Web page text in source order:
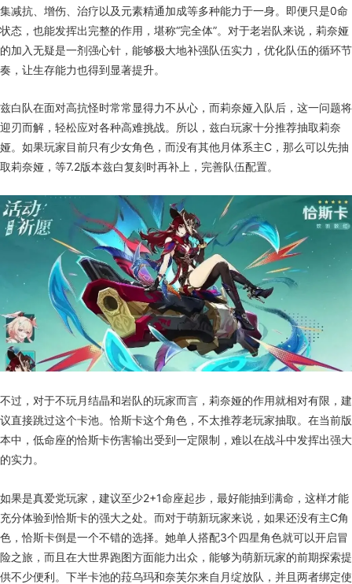
集减抗、增伤、治疗以及元素精通加成等多种能力于一身。即便只是0命
状态，也能发挥出完整的作用，堪称“完全体”。对于老岩队来说，莉奈娅
的加入无疑是一剂强心针，能够极大地补强队伍实力，优化队伍的循环节
奏，让生存能力也得到显著提升。
兹白队在面对高抗怪时常常显得力不从心，而莉奈娅入队后，这一问题将
迎刃而解，轻松应对各种高难挑战。所以，兹白玩家十分推荐抽取莉奈
娅。如果玩家目前只有少女角色，而没有其他月体系主C，那么可以先抽
取莉奈娅，等7.2版本兹白复刻时再补上，完善队伍配置。
不过，对于不玩月结晶和岩队的玩家而言，莉奈娅的作用就相对有限，建
议直接跳过这个卡池。恰斯卡这个角色，不太推荐老玩家抽取。在当前版
本中，低命座的恰斯卡伤害输出受到一定限制，难以在战斗中发挥出强大
的实力。
如果是真爱党玩家，建议至少2+1命座起步，最好能抽到满命，这样才能
充分体验到恰斯卡的强大之处。而对于萌新玩家来说，如果还没有主C角
色，恰斯卡倒是一个不错的选择。她单人搭配3个四星角色就可以开启冒
险之旅，而且在大世界跑图方面能力出众，能够为萌新玩家的前期探索提
供不少便利。下半卡池的菈乌玛和奈芙尔来自月绽放队，并且两者绑定使